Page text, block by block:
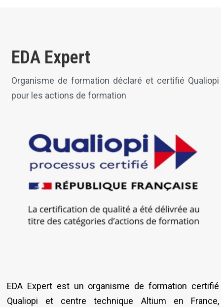
EDA Expert
Organisme de formation déclaré et certifié Qualiopi
pour les actions de formation
EDA Expert est un organisme de formation certifié
Qualiopi et centre technique Altium en France,